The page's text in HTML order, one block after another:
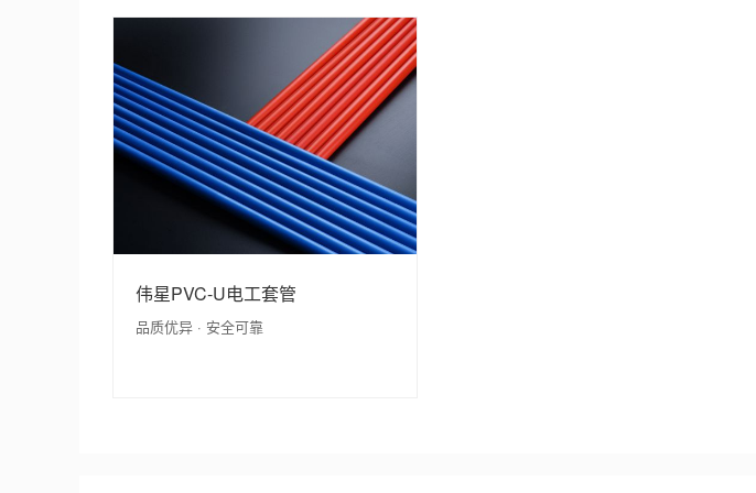
伟星PVC-U电工套管
品质优异 · 安全可靠